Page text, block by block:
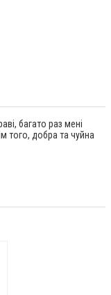
багато раз мені
того, добра та чуйна